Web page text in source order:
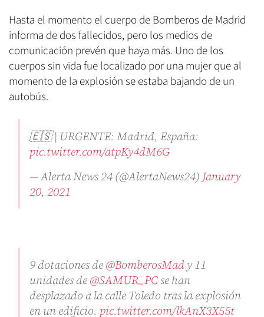
Hasta el momento el cuerpo de Bomberos de Madrid
informa de dos fallecidos, pero los medios de
comunicación prevén que haya más. Uno de los
cuerpos sin vida fue localizado por una mujer que al
momento de la explosión se estaba bajando de un
autobús.
🇪🇸 | URGENTE: Madrid, España:
pic.twitter.com/atpKy4dM6G
— Alerta News 24 (@AlertaNews24) January
20, 2021
9 dotaciones de@BomberosMady 11
unidades de@SAMUR_PCse han
desplazado a la calle Toledo tras la explosión
en un edificio. pic.twitter.com/lkAnX3X55t